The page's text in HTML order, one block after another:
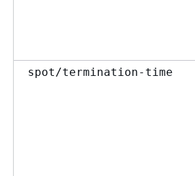
spot/termination-time